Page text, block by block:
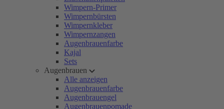
Wimpern-Primer
Wimpernbürsten
Wimpernkleber
Wimpernzangen
Augenbrauenfarbe
Kajal
Sets
Augenbrauen
Alle anzeigen
Augenbrauenfarbe
Augenbrauengel
Augenbrauenpomade